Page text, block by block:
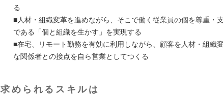
る
■人材・組織変革を進めながら、そこで働く従業員の個を尊重・
である「個と組織を生かす」を実現する
■在宅、リモート勤務を有効に利用しながら、顧客を人材・組織
な関係者との接点を自ら営業としてつくる
求められるスキルは